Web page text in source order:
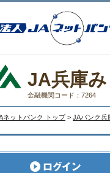
JA兵庫
金融機関コード：7264
ネットバンク トップ > JAバンク兵